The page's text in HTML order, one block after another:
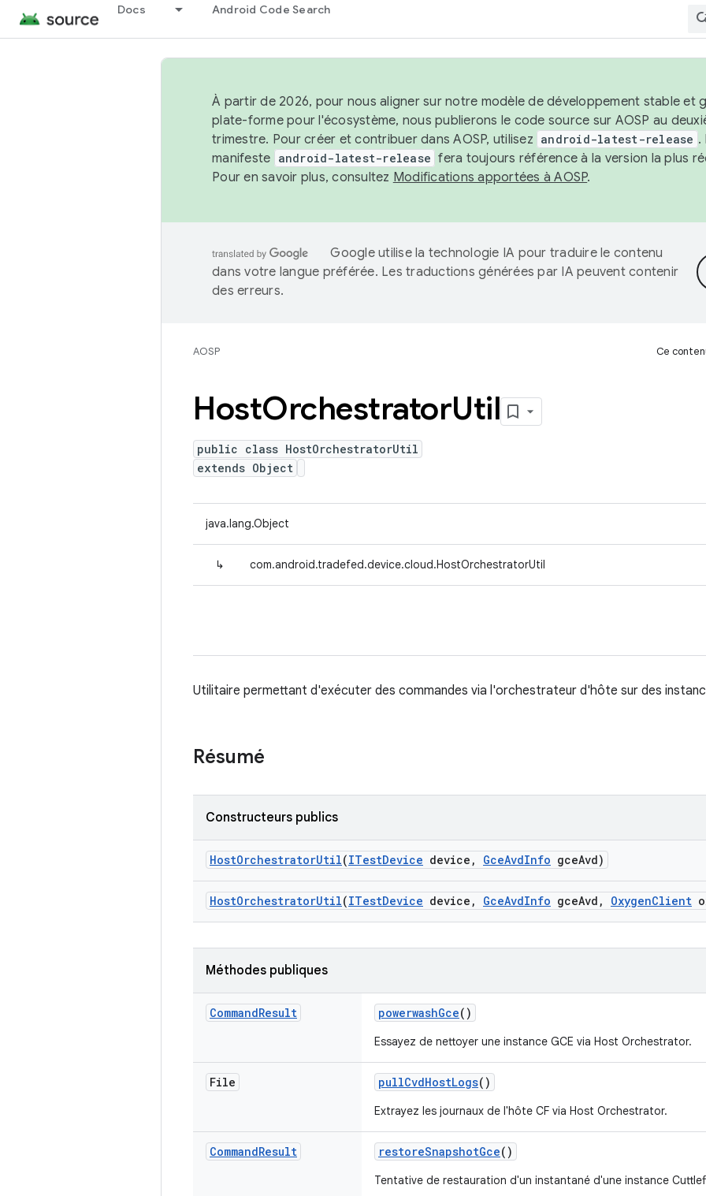
Docs Android Code Search
À partir de 2026, pour nous aligner sur notre modèle de développement stable et
plate-forme pour l'écosystème, nous publierons le code source sur AOSP au
trimestre. Pour créer et contribuer dans AOSP, utilisez android-latest-release .
manifeste android-latest-release fera toujours référence à la version la plus
Pour en savoir plus, consultez Modifications apportées à AOSP.
Google utilise la technologie IA pour traduire le contenu
dans votre langue préférée. Les traductions générées par IA peuvent contenir
des erreurs.
AOSP Ce
HostOrchestratorUtil
public class HostOrchestratorUtil
extends Object
java.lang.Object
↳ com.android.tradefed.device.cloud.HostOrchestratorUtil
Utilitaire permettant d'exécuter des commandes via l'orchestrateur d'hôte sur des
Résumé
Constructeurs publics
HostOrchestratorUtil(ITestDevice device , GceAvdInfo gceAvd)
HostOrchestratorUtil(ITestDevice device , GceAvdInfo gceAvd , OxygenClient
Méthodes publiques
CommandResult powerwashGce()
Essayez de nettoyer une instance GCE via Host Orchestrator.
File pullCvdHostLogs()
Extrayez les journaux de l'hôte CF via Host Orchestrator.
CommandResult restoreSnapshotGce()
Tentative de restauration d'un instantané d'une instance